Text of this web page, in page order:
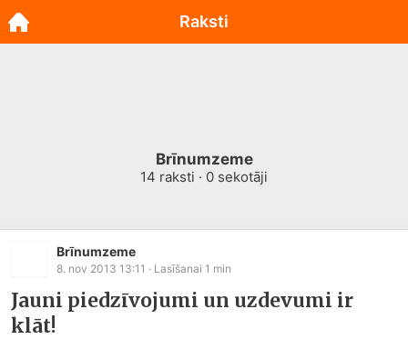
Brīnumzeme
14 raksti · 0 sekotāji
Brīnumzeme
8. nov 2013 13:11 · Lasīšanai 1 min
Jauni piedzīvojumi un uzdevumi ir
klāt!
Raksti